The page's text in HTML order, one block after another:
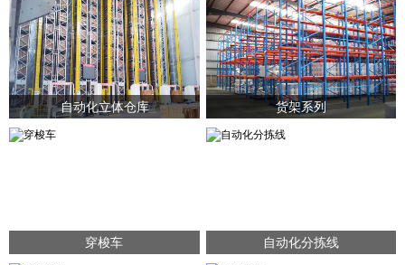
自动化立体仓库 货架系列
穿梭车 自动化分拣线